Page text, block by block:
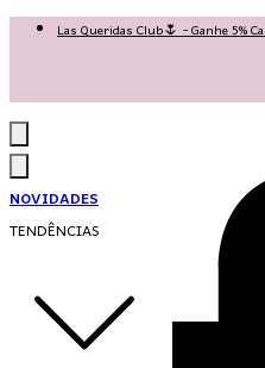
Las Queridas Club🌷 - Ganhe 5%
NOVIDADES
TENDÊNCIAS